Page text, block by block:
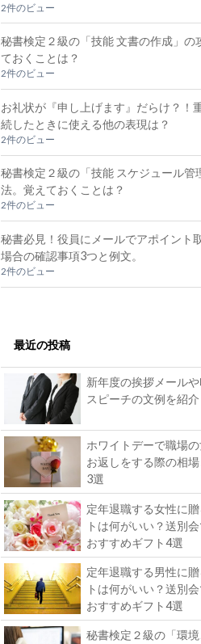
2件のビュー
秘書検定２級の「技能 文書の作成」の
ておくことは？
2件のビュー
お礼状が『申し上げます』だらけ？！
続したときに使える他の表現は？
2件のビュー
秘書検定２級の「技能 スケジュール管
法。覚えておくことは？
2件のビュー
秘書必見！役員にメールでアポイント
場合の確認事項3つと例文。
2件のビュー
最近の投稿
新年度の挨拶メール
スピーチの文例を紹介
ホワイトデーで職場
お返しをする際の相
3選
定年退職する女性に
トは何がいい？送別
おすすめギフト4選
定年退職する男性に
トは何がいい？送別
おすすめギフト4選
秘書検定２級の「環